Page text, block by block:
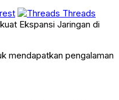
Threads
mendapatkan pengalaman